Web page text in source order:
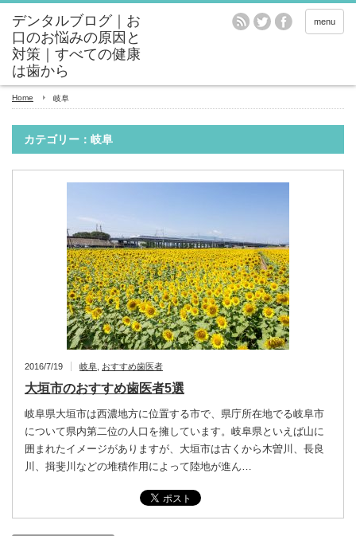
menu
Home 岐阜
カテゴリー：岐阜
2016/7/19 岐阜 おすすめ歯医者
大垣市のおすすめ歯医者5選
岐阜県大垣市は西濃地方に位置する市で、県庁所在地でる岐阜市
について県内第二位の人口を擁しています。岐阜県といえば山に
囲まれたイメージがありますが、大垣市は古くから木曽川、長良
川、揖斐川などの堆積作用によって陸地が進ん…